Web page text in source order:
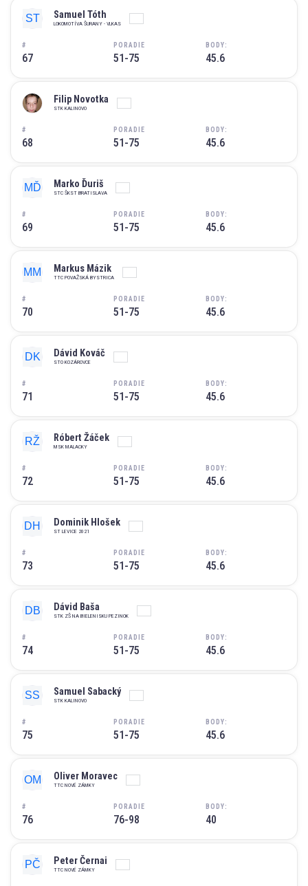
#
67
Samuel Tóth
LOKOMOTÍVA ŠURANY - VLKAS
PORADIE
51-75
BODY:
45.6
#
68
Filip Novotka
STK KALINOVO
PORADIE
51-75
BODY:
45.6
#
69
Marko Ďuriš
STC ŠKST BRATISLAVA
PORADIE
51-75
BODY:
45.6
#
70
Markus Mázik
TTC POVAŽSKÁ BYSTRICA
PORADIE
51-75
BODY:
45.6
#
71
Dávid Kováč
STO KOZÁROVCE
PORADIE
51-75
BODY:
45.6
#
72
Róbert Žáček
MSK MALACKY
PORADIE
51-75
BODY:
45.6
#
73
Dominik Hlošek
ST LEVICE 2021
PORADIE
51-75
BODY:
45.6
#
74
Dávid Baša
STK ZŠ NA BIELENISKU PEZINOK
PORADIE
51-75
BODY:
45.6
#
75
Samuel Sabacký
STK KALINOVO
PORADIE
51-75
BODY:
45.6
#
76
Oliver Moravec
TTC NOVÉ ZÁMKY
PORADIE
76-98
BODY:
40
Peter Černai
TTC NOVÉ ZÁMKY